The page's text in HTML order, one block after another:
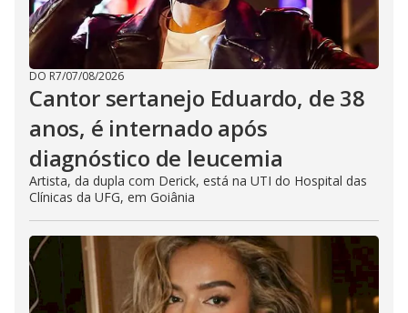
DO R7/07/08/2026
Cantor sertanejo Eduardo, de 38
anos, é internado após
diagnóstico de leucemia
Artista, da dupla com Derick, está na UTI do Hospital das
Clínicas da UFG, em Goiânia